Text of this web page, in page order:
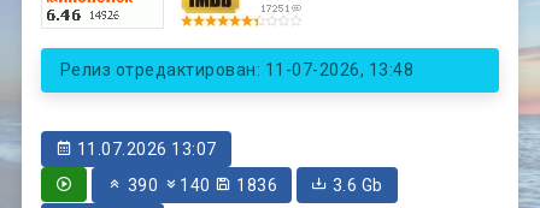
Релиз отредактирован: 11-07-2026, 13:48
11.07.2026 13:07
390
140 1836
3.6 Gb